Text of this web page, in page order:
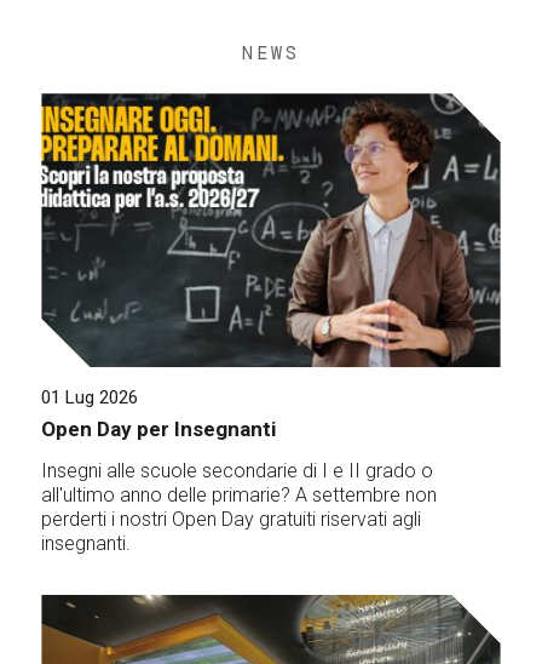
NEWS
01 Lug 2026
Open Day per Insegnanti
Insegni alle scuole secondarie di I e II grado o
all'ultimo anno delle primarie? A settembre non
perderti i nostri Open Day gratuiti riservati agli
insegnanti.